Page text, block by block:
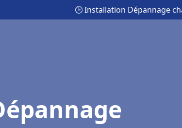
🕒 Installation Dépannage